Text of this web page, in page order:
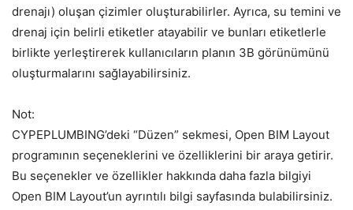
drenajı) oluşan çizimler oluşturabilirler. Ayrıca, su temini ve
drenaj için belirli etiketler atayabilir ve bunları etiketlerle
birlikte yerleştirerek kullanıcıların planın 3B görünümünü
oluşturmalarını sağlayabilirsiniz.
Not:
CYPEPLUMBING’deki “Düzen” sekmesi, Open BIM Layout
programının seçeneklerini ve özelliklerini bir araya getirir.
Bu seçenekler ve özellikler hakkında daha fazla bilgiyi
Open BIM Layout’un ayrıntılı bilgi sayfasında bulabilirsiniz.